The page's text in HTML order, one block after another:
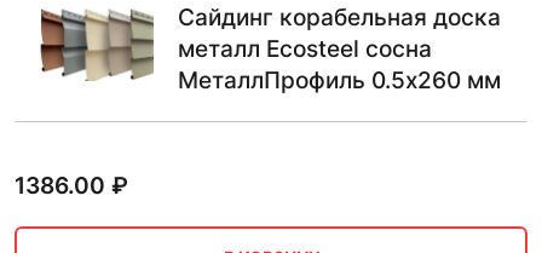
Сайдинг корабельная доска
металл Ecosteel сосна
МеталлПрофиль 0.5х260 мм
1386.00 ₽